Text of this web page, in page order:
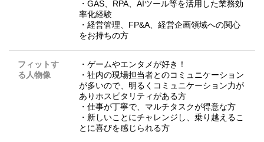
・GAS、RPA、AIツール等を活用した業務効
率化経験
・経営管理、FP&A、経営企画領域への関心
をお持ちの方
フィットす
る人物像
・ゲームやエンタメが好き！
・社内の現場担当者とのコミュニケーション
が多いので、明るくコミュニケーション力が
ありホスピタリティがある方
・仕事が丁寧で、マルチタスクが得意な方
・新しいことにチャレンジし、乗り越えるこ
とに喜びを感じられる方